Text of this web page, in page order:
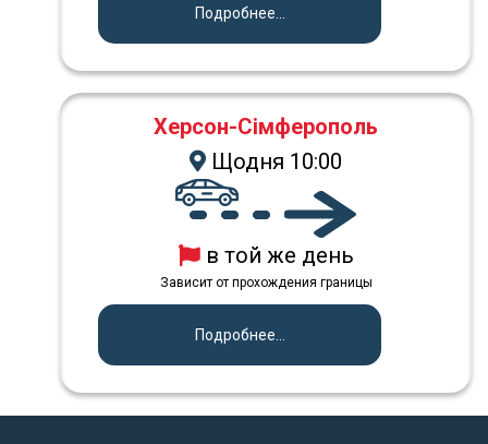
Подробнее...
Херсон-Сімферополь
Щодня 10:00
в той же день
Зависит от прохождения границы
Подробнее...